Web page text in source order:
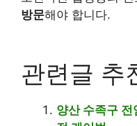
방문해야 합니다.
관련글 추
양산 수족구 전